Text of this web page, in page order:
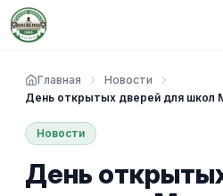
Главная
Новости
День открытых дверей для школ
Новости
День